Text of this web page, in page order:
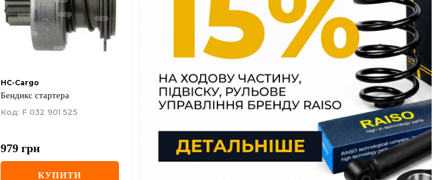
HC-Cargo
Бендикс стартера
Код: F 032 901 525
979 грн
КУПИТИ